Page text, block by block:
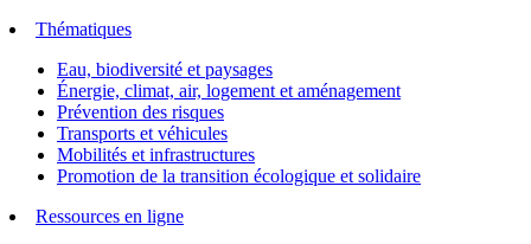
Thématiques
Eau, biodiversité et paysages
Énergie, climat, air, logement et aménagement
Prévention des risques
Transports et véhicules
Mobilités et infrastructures
Promotion de la transition écologique et solidaire
Ressources en ligne